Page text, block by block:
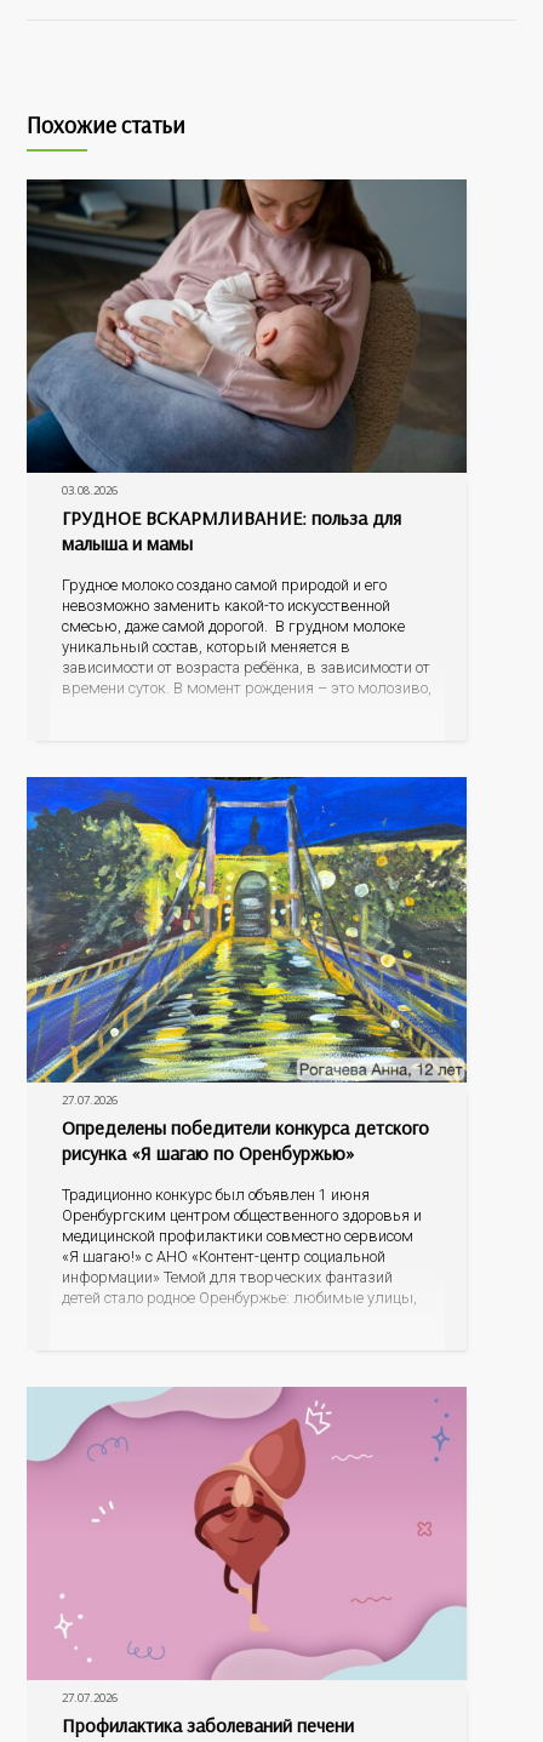
Похожие статьи
03.08.2026
ГРУДНОЕ ВСКАРМЛИВАНИЕ: польза для
малыша и мамы
Грудное молоко создано самой природой и его
невозможно заменить какой-то искусственной
смесью, даже самой дорогой. В грудном молоке
уникальный состав, который меняется в
зависимости от возраста ребёнка, в зависимости от
времени суток. В момент рождения – это молозиво,
27.07.2026
Определены победители конкурса детского
рисунка «Я шагаю по Оренбуржью»
Традиционно конкурс был объявлен 1 июня
Оренбургским центром общественного здоровья и
медицинской профилактики совместно сервисом
«Я шагаю!» с АНО «Контент-центр социальной
информации» Темой для творческих фантазий
детей стало родное Оренбуржье: любимые улицы,
27.07.2026
Профилактика заболеваний печени